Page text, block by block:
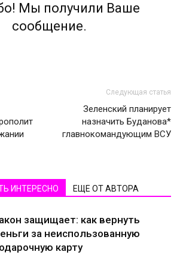
Мы получили Ваше
сообщение.
Следующая статья
Зеленский планирует
назначить Буданова*
главнокомандующим ВСУ
ИНТЕРЕСНО ЕЩЕ ОТ АВТОРА
защищает: как вернуть
за неиспользованную
карту